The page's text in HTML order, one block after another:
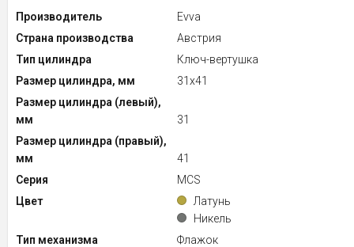
Производитель
Evva
Страна производства
Австрия
Тип цилиндра
Ключ-вертушка
Размер цилиндра, мм
31x41
Размер цилиндра (левый),
мм
31
Размер цилиндра (правый),
мм
41
Серия
MCS
Цвет
Латунь
Никель
Тип механизма
Флажок